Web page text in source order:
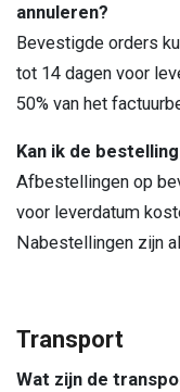
annuleren?
Bevestigde orders
tot 14 dagen voor
50% van het
Kan ik de
Afbestellingen op
voor leverdatum
Nabestellingen zijn
Transport
Wat zijn de